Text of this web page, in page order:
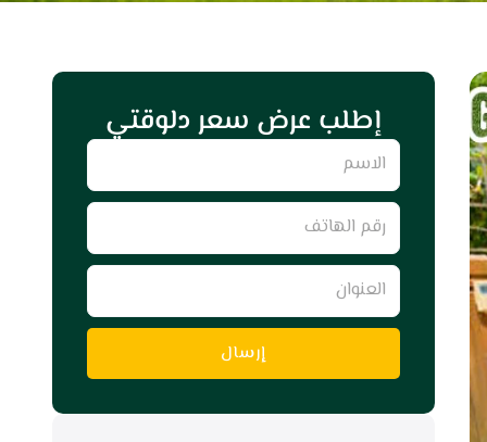
إطلب عرض سعر دلوقتي
Name
رقم
الهاتف
العنوان
إرسال